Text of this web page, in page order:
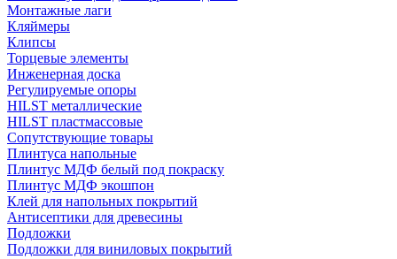
Монтажные лаги
Кляймеры
Клипсы
Торцевые элементы
Инженерная доска
Регулируемые опоры
HILST металлические
HILST пластмассовые
Сопутствующие товары
Плинтуса напольные
Плинтус МДФ белый под покраску
Плинтус МДФ экошпон
Клей для напольных покрытий
Антисептики для древесины
Подложки
Подложки для виниловых покрытий